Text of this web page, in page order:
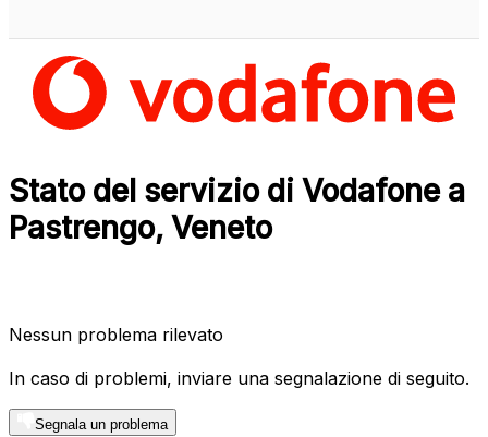
Stato del servizio di Vodafone a
Pastrengo, Veneto
Nessun problema rilevato
In caso di problemi, inviare una segnalazione di seguito.
Segnala un problema